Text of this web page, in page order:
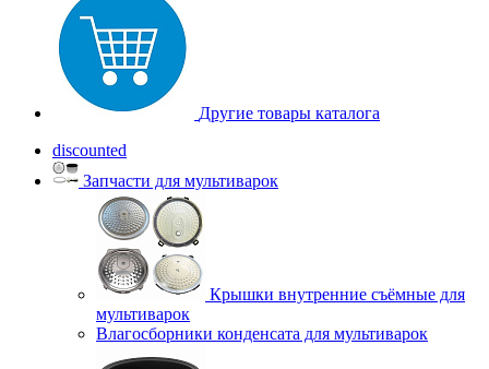
Другие товары каталога
discounted
Запчасти для мультиварок
Крышки внутренние съёмные для
мультиварок
Влагосборники конденсата для мультиварок